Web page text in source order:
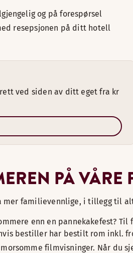
og på forespørsel
resepsjonen på ditt hotell
ved siden av ditt eget fra kr
PÅ VÅRE
familievennlige, i tillegg til
enn en pannekakefest?
bestiller har bestilt rom inkl.
filmvisninger. Når